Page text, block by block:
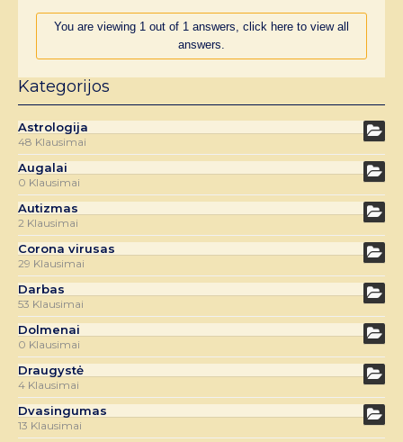
You are viewing 1 out of 1 answers, click here to view all
answers.
Kategorijos
Astrologija
48 Klausimai
Augalai
0 Klausimai
Autizmas
2 Klausimai
Corona virusas
29 Klausimai
Darbas
53 Klausimai
Dolmenai
0 Klausimai
Draugystė
4 Klausimai
Dvasingumas
13 Klausimai